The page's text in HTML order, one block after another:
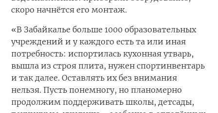
скоро начнётся его монтаж.
«В Забайкалье больше 1000 образовательных
учреждений и у каждого есть та или иная
потребность: испортилась кухонная утварь,
вышла из строя плита, нужен спортинвентарь
и так далее. Оставлять их без внимания
нельзя. Пусть понемногу, но планомерно
продолжим поддерживать школы, детсады,